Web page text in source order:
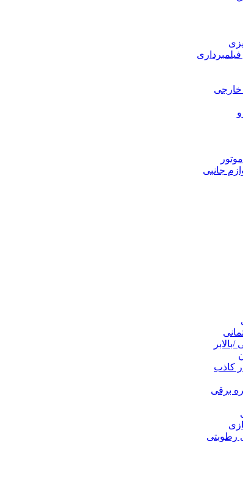
خارجی
جانبی
کاذب
برقی
رطوبتی